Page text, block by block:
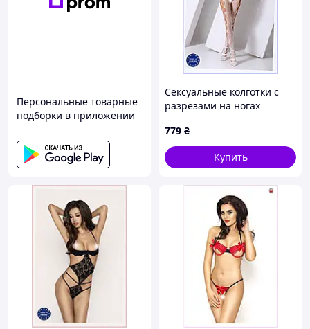
Персональные товарные
подборки в приложении
Сексуальные колготки с
разрезами на ногах
779 ₴
Купить